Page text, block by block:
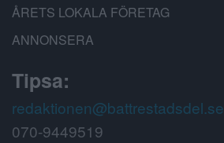
ÅRETS LOKALA FÖRETAG
ANNONSERA
Tipsa:
redaktionen@battrestadsdel.se
070-9449519